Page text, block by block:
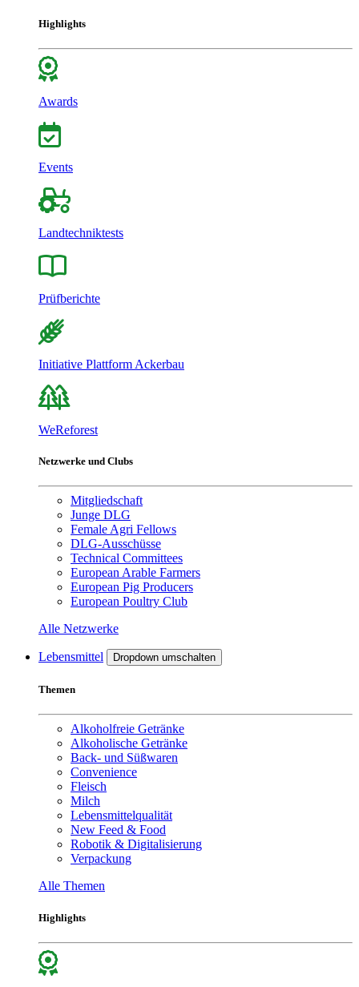
Highlights
Awards
Events
Landtechniktests
Prüfberichte
Initiative Plattform Ackerbau
WeReforest
Netzwerke und Clubs
Mitgliedschaft
Junge DLG
Female Agri Fellows
DLG-Ausschüsse
Technical Committees
European Arable Farmers
European Pig Producers
European Poultry Club
Alle Netzwerke
Lebensmittel Dropdown umschalten
Themen
Alkoholfreie Getränke
Alkoholische Getränke
Back- und Süßwaren
Convenience
Fleisch
Milch
Lebensmittelqualität
New Feed & Food
Robotik & Digitalisierung
Verpackung
Alle Themen
Highlights